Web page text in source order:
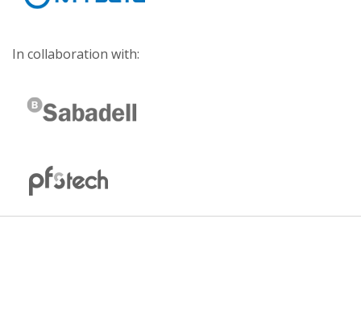
In collaboration with: